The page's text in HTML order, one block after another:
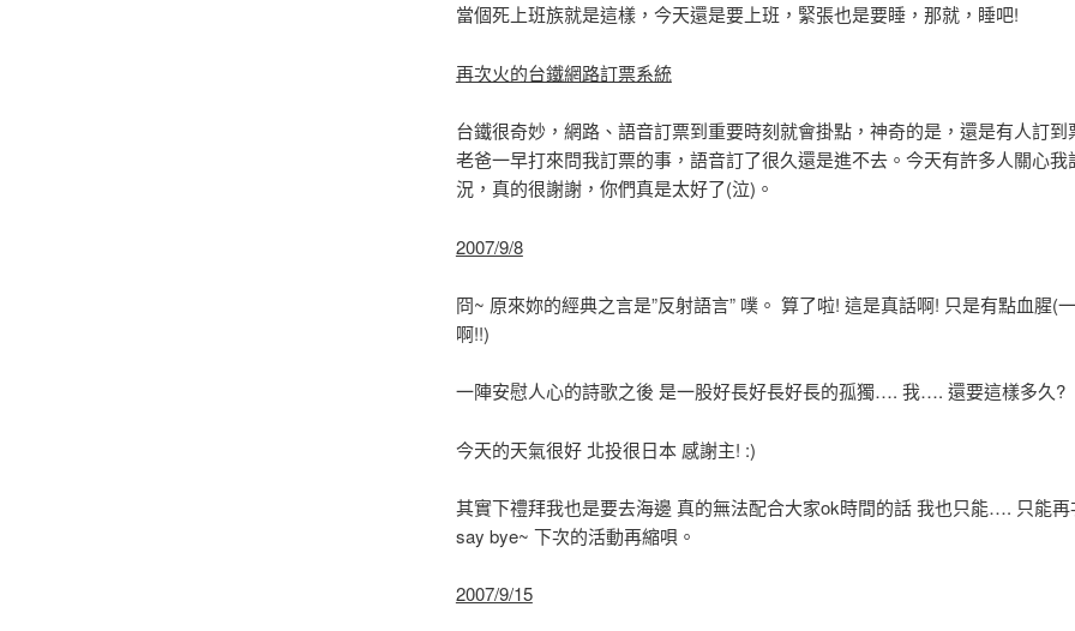
當個死上班族就是這樣，今天還是要上班，緊張也是要睡，那就，睡吧!
再次火的台鐵網路訂票系統
台鐵很奇妙，網路、語音訂票到重要時刻就會掛點，神奇的是，還是有人訂到
老爸一早打來問我訂票的事，語音訂了很久還是進不去。今天有許多人關心我
況，真的很謝謝，你們真是太好了(泣)。
2007/9/8
冏~ 原來妳的經典之言是”反射語言” 噗。 算了啦! 這是真話啊! 只是有點血腥(
啊!!)
一陣安慰人心的詩歌之後 是一股好長好長好長的孤獨…. 我…. 還要這樣多久?
今天的天氣很好 北投很日本 感謝主! :)
其實下禮拜我也是要去海邊 真的無法配合大家ok時間的話 我也只能…. 只能再
say bye~ 下次的活動再縮唄。
2007/9/15